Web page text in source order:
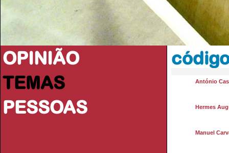
OPINIÃO
TEMAS
PESSOAS
António
Hermes
Manuel